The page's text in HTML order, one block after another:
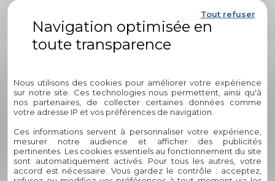
Ne laissez pas passer l'opportunité de travailler avec des
professionnels passionnés et dévoués. Transformez votre
intérieur avec Circelli Habitat et faites de votre domicile un
véritable havre de paix et de style. Nous sommes
FAQ sur les Stores Intérieurs avec
Circelli Habitat
Vous vous demandez pourquoi
choisir Circelli Habitat pour vos
stores intérieurs ?
Nous utilisons des cookies pour améliorer votre expérience
sur notre site. Ces technologies nous permettent, ainsi qu'à
nos partenaires, de collecter certaines données comme
votre adresse IP et vos préférences de navigation.
Ces informations servent à personnaliser votre expérience,
mesurer notre audience et afficher des publicités
pertinentes. Les cookies essentiels au fonctionnement du site
sont automatiquement activés. Pour tous les autres, votre
accord est nécessaire. Vous gardez le contrôle : acceptez,
Tout refuser